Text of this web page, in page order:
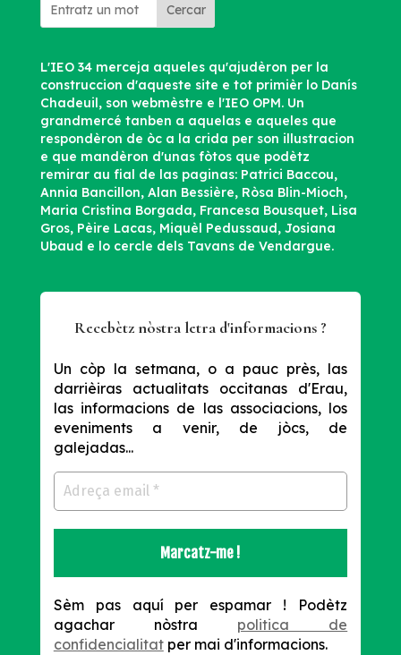
Cercar
L'IEO 34 merceja aqueles qu'ajudèron per la
construccion d'aqueste site e tot primièr lo Danís
Chadeuil, son webmèstre e l'IEO OPM. Un
grandmercé tanben a aquelas e aqueles que
respondèron de òc a la crida per son illustracion
e que mandèron d'unas fòtos que podètz
remirar au fial de las paginas: Patrici Baccou,
Annia Bancillon, Alan Bessière, Ròsa Blin-Mioch,
Maria Cristina Borgada, Francesa Bousquet, Lisa
Gros, Pèire Lacas, Miquèl Pedussaud, Josiana
Ubaud e lo cercle dels Tavans de Vendargue.
Recebètz nòstra letra d'informacions ?
Un còp la setmana, o a pauc près, las
darrièiras actualitats occitanas d'Erau,
las informacions de las associacions, los
eveniments a venir, de jòcs, de
galejadas...
Sèm pas aquí per espamar !
Podètz
agachar nòstra politica de
confidencialitatper mai d'informacions.